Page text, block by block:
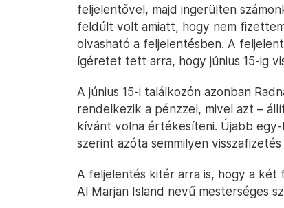
feljelentővel, majd ingerülten
feldúlt volt amiatt, hogy nem
olvasható a feljelentésben. A
ígéretet tett arra, hogy június 15-ig
A június 15-i találkozón azonban
rendelkezik a pénzzel, mivel azt –
kívánt volna értékesíteni. Újabb
szerint azóta semmilyen
A feljelentés kitér arra is, hogy a
Al Marjan Island nevű mesterséges